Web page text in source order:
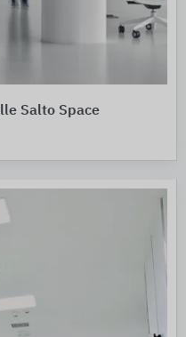
Salto Space